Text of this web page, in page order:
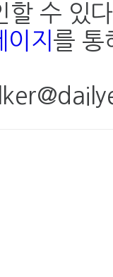
할 수 있
지 를 통